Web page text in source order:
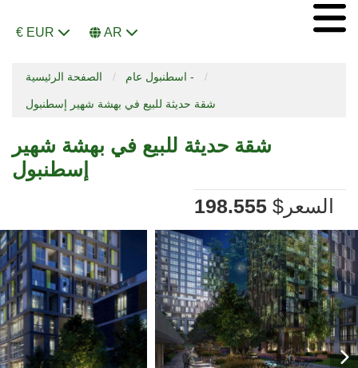
€ EUR AR
الصفحة الرئيسية اسطنبول عام -
شقة حديثة للبيع في بهشة شهير إسطنبول
شقة حديثة للبيع في بهشة شهير
إسطنبول
السعر
198.555 $